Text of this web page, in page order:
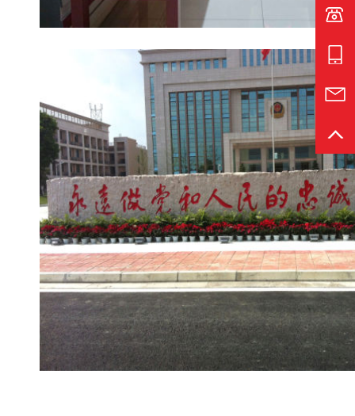
电话
手机
邮箱
返回
党建文化